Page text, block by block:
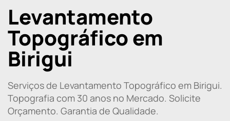
Levantamento
Topográfico em
Birigui
Serviços de Levantamento Topográfico em Birigui.
Topografia com 30 anos no Mercado. Solicite
Orçamento. Garantia de Qualidade.